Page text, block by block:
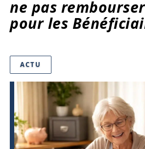
ne pas rembourser
pour les
ACTU